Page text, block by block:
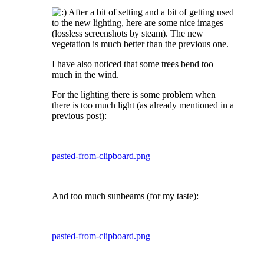
After a bit of setting and a bit of getting used
to the new lighting, here are some nice images
(lossless screenshots by steam). The new
vegetation is much better than the previous one.
I have also noticed that some trees bend too
much in the wind.
For the lighting there is some problem when
there is too much light (as already mentioned in a
previous post):
pasted-from-clipboard.png
And too much sunbeams (for my taste):
pasted-from-clipboard.png